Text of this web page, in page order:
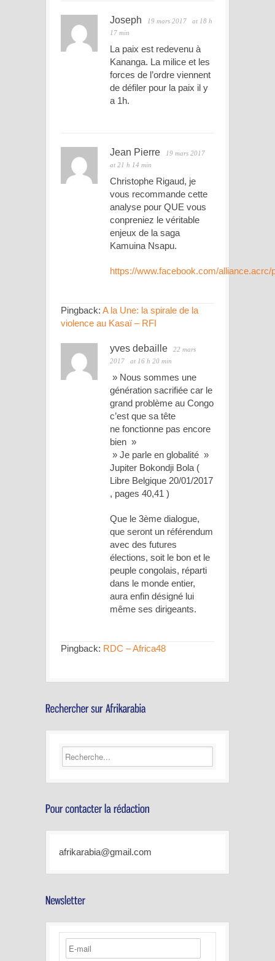
Joseph 19 mars 2017
at 18 h
17 min
La paix est redevenu à
Kananga. La milice et les
forces de l’ordre viennent
de défiler pour la paix il y
a 1h.
Jean Pierre
19 mars 2017
at 21 h 14 min
Christophe Rigaud, je
vous recommande cette
analyse pour QUE vous
conpreniez le véritable
enjeux de la saga
Kamuina Nsapu.
https://www.facebook.com/alliance.acrc/
Pingback: A la Une: la spirale de la
violence au Kasaï – RFI
yves debaille
22 mars
2017
at 16 h 20 min
» Nous sommes une
génération sacrifiée car le
grand problème au Congo
c’est que sa tête
ne fonctionne pas encore
bien »
» Je parle en globalité »
Jupiter Bokondji Bola (
Libre Belgique 20/01/2017
, pages 40,41 )
Que le 3ème dialogue,
que seront un référendum
avec des futures
élections, soit le bon et le
peuple congolais, réparti
dans le monde entier,
aura enfin désigné lui
même ses dirigeants.
Pingback: RDC – Africa48
afrikarabia@gmail.com